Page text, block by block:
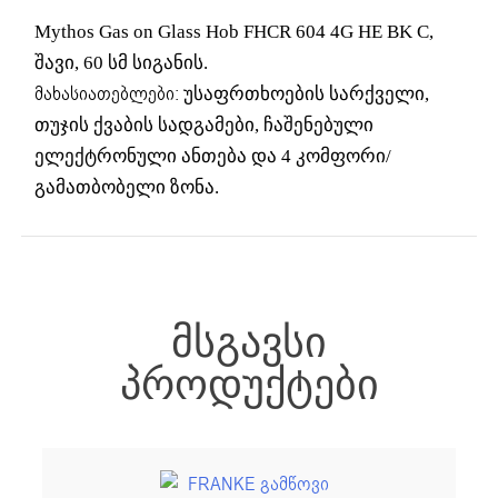
Mythos Gas on Glass Hob FHCR 604 4G HE BK C,
შავი, 60 სმ სიგანის.
მახასიათებლები:უსაფრთხოების სარქველი,
თუჯის ქვაბის სადგამები, ჩაშენებული
ელექტრონული ანთება და 4 კომფორი/
გამათბობელი ზონა.
ᲛᲡᲒᲐᲕᲡᲘ
ᲞᲠᲝᲓᲣᲥᲢᲔᲑᲘ